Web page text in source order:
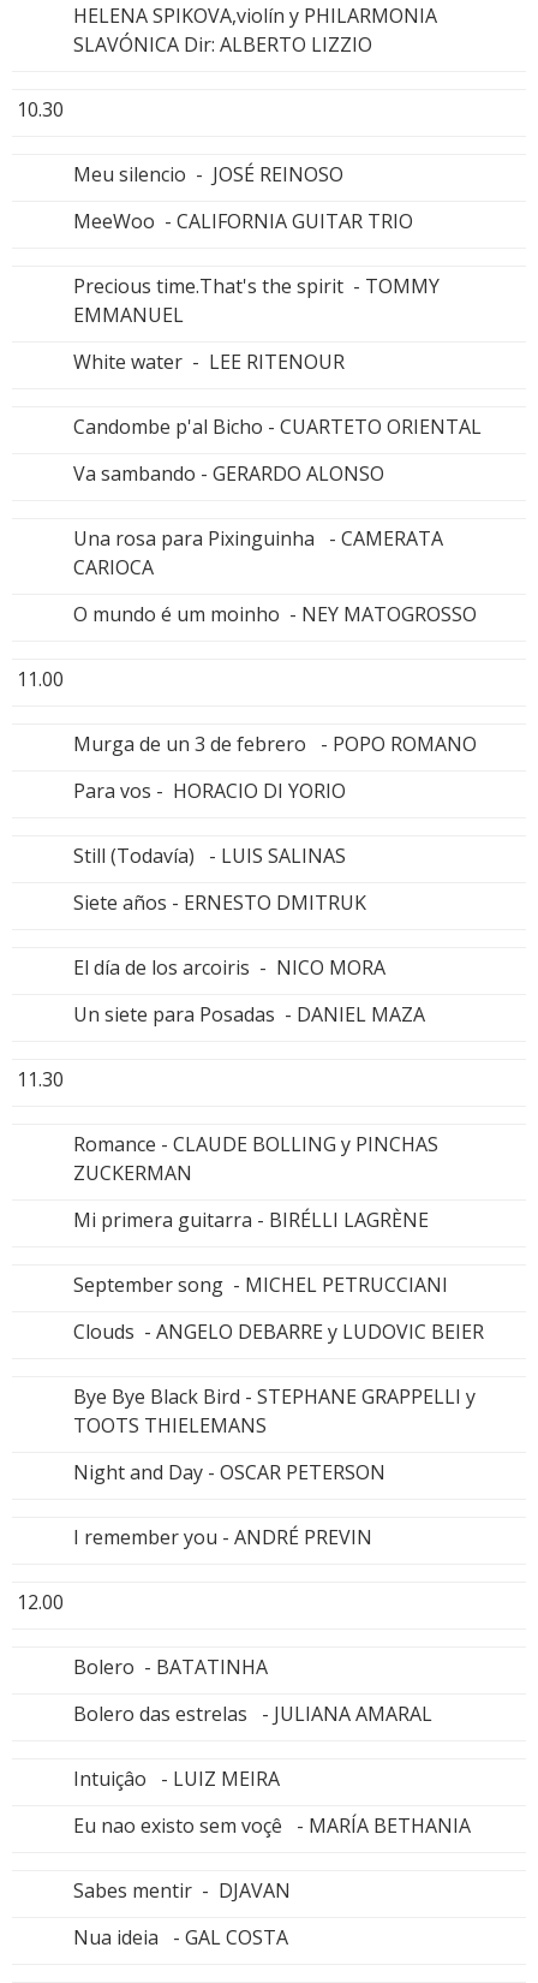
HELENA SPIKOVA,violín y PHILARMONIA
SLAVÓNICA Dir: ALBERTO LIZZIO
10.30
Meu silencio - JOSÉ REINOSO
MeeWoo - CALIFORNIA GUITAR TRIO
Precious time.That's the spirit - TOMMY
EMMANUEL
White water - LEE RITENOUR
Candombe p'al Bicho - CUARTETO ORIENTAL
Va sambando - GERARDO ALONSO
Una rosa para Pixinguinha - CAMERATA
CARIOCA
O mundo é um moinho - NEY MATOGROSSO
11.00
Murga de un 3 de febrero - POPO ROMANO
Para vos - HORACIO DI YORIO
Still (Todavía) - LUIS SALINAS
Siete años - ERNESTO DMITRUK
El día de los arcoiris - NICO MORA
Un siete para Posadas - DANIEL MAZA
11.30
Romance - CLAUDE BOLLING y PINCHAS
ZUCKERMAN
Mi primera guitarra - BIRÉLLI LAGRÈNE
September song - MICHEL PETRUCCIANI
Clouds - ANGELO DEBARRE y LUDOVIC BEIER
Bye Bye Black Bird - STEPHANE GRAPPELLI y
TOOTS THIELEMANS
Night and Day - OSCAR PETERSON
I remember you - ANDRÉ PREVIN
12.00
Bolero - BATATINHA
Bolero das estrelas - JULIANA AMARAL
Intuiçâo - LUIZ MEIRA
Eu nao existo sem voçê - MARÍA BETHANIA
Sabes mentir - DJAVAN
Nua ideia - GAL COSTA